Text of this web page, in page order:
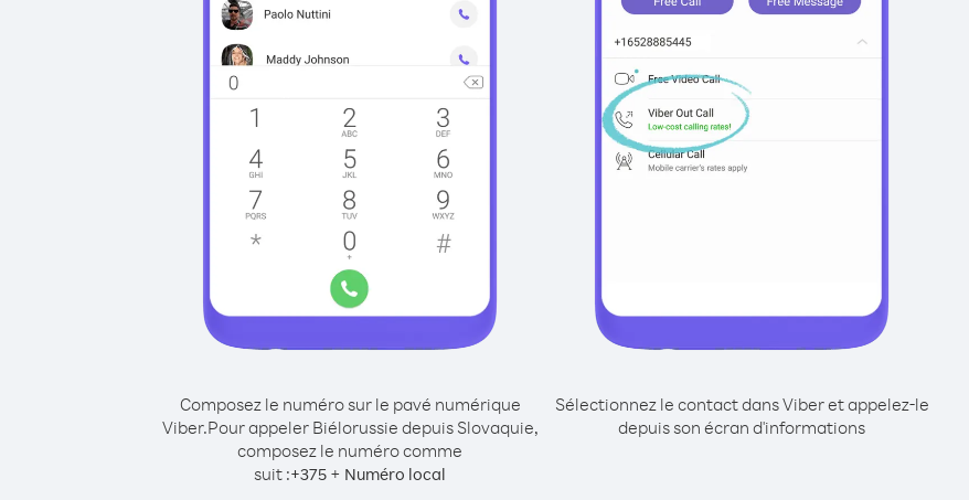
Composez le numéro sur le pavé numérique
Viber.Pour appeler Biélorussie depuis Slovaquie,
composez le numéro comme
suit :+375 + Numéro local
Sélectionnez le contact dans Viber et appelez-le
depuis son écran d'informations